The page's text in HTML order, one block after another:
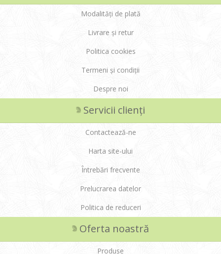
Modalități de plată
Livrare și retur
Politica cookies
Termeni și condiții
Despre noi
Servicii clienți
Contactează-ne
Harta site-ului
Întrebări frecvente
Prelucrarea datelor
Politica de reduceri
Oferta noastră
Produse